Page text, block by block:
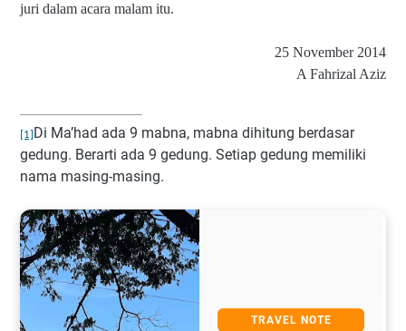
juri dalam acara malam itu.
25 November 2014
A Fahrizal Aziz
[1] Di Ma’had ada 9 mabna, mabna dihitung berdasar
gedung. Berarti ada 9 gedung. Setiap gedung memiliki
nama masing-masing.
TRAVEL NOTE